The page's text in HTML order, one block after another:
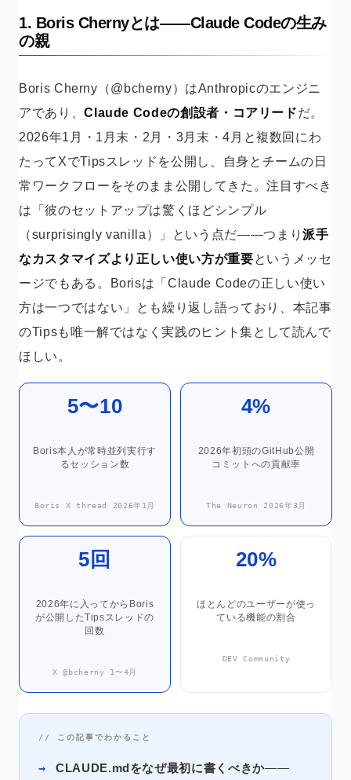
1. Boris Chernyとは——Claude Codeの生み
の親
Boris Cherny（@bcherny）はAnthropicのエンジニ
アであり、Claude Codeの創設者・コアリードだ。
2026年1月・1月末・2月・3月末・4月と複数回にわ
たってXでTipsスレッドを公開し、自身とチームの日
常ワークフローをそのまま公開してきた。注目すべき
は「彼のセットアップは驚くほどシンプル
（surprisingly vanilla）」という点だ——つまり派手
なカスタマイズより正しい使い方が重要というメッセ
ージでもある。Borisは「Claude Codeの正しい使い
方は一つではない」とも繰り返し語っており、本記事
のTipsも唯一解ではなく実践のヒント集として読んで
ほしい。
5〜10
Boris本人が常時並列実行す
るセッション数
Boris X thread 2026年1月
4%
2026年初頭のGitHub公開
コミットへの貢献率
The Neuron 2026年3月
5回
2026年に入ってからBoris
が公開したTipsスレッドの
回数
X @bcherny 1〜4月
20%
ほとんどのユーザーが使っ
ている機能の割合
DEV Community
// この記事でわかること
CLAUDE.mdをなぜ最初に書くべきか——